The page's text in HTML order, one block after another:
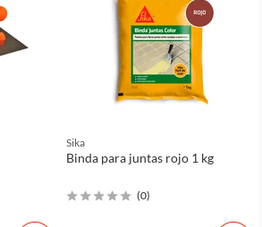
Sika
Binda para juntas rojo 1 kg
(0)